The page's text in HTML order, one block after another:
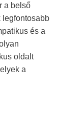
a belső
legfontosabb
és a
oldalt
a